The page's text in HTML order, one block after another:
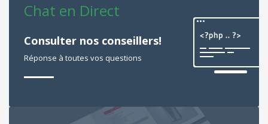
Chat en Direct
Consulter nos conseillers!
Réponse à toutes vos questions